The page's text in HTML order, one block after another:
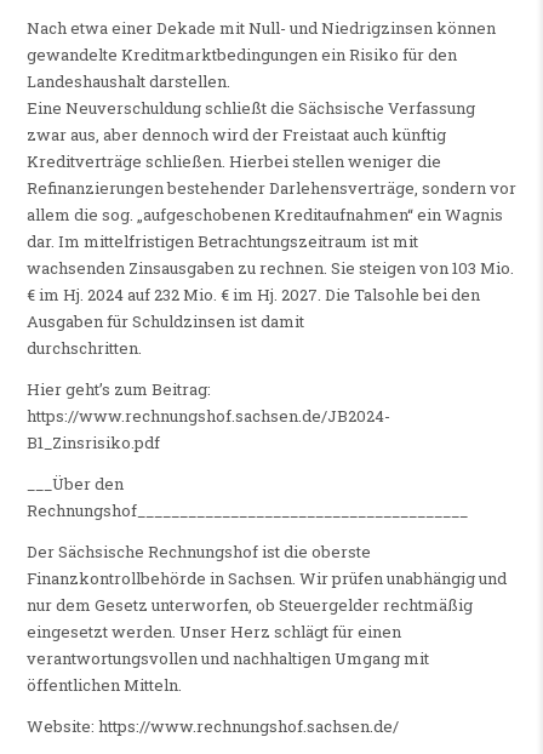
Nach etwa einer Dekade mit Null- und Niedrigzinsen können
gewandelte Kreditmarktbedingungen ein Risiko für den
Landeshaushalt darstellen.
Eine Neuverschuldung schließt die Sächsische Verfassung
zwar aus, aber dennoch wird der Freistaat auch künftig
Kreditverträge schließen. Hierbei stellen weniger die
Refinanzierungen bestehender Darlehensverträge, sondern vor
allem die sog. „aufgeschobenen Kreditaufnahmen“ ein Wagnis
dar. Im mittelfristigen Betrachtungszeitraum ist mit
wachsenden Zinsausgaben zu rechnen. Sie steigen von 103 Mio.
€ im Hj. 2024 auf 232 Mio. € im Hj. 2027. Die Talsohle bei den
Ausgaben für Schuldzinsen ist damit
durchschritten.
Hier geht’s zum Beitrag:
https://www.rechnungshof.sachsen.de/JB2024-
B1_Zinsrisiko.pdf
___Über den
Rechnungshof_______________________________________
Der Sächsische Rechnungshof ist die oberste
Finanzkontrollbehörde in Sachsen. Wir prüfen unabhängig und
nur dem Gesetz unterworfen, ob Steuergelder rechtmäßig
eingesetzt werden. Unser Herz schlägt für einen
verantwortungsvollen und nachhaltigen Umgang mit
öffentlichen Mitteln.
Website: https://www.rechnungshof.sachsen.de/